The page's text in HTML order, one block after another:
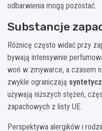
odbarwienia mogą pozostać.
Substancje
Różnicę często widać przy
bywają intensywnie
woń w zmywarce, a czasem
zwykle ograniczają
używają niższych stężeń,
zapachowych z listy UE.
Perspektywa alergików i